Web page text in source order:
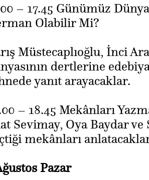
– 17.45 Günümüz
Olabilir Mi?
Müstecaplıoğlu, İnci
dertlerine
yanıt arayacaklar.
– 18.45 Mekânları
Sevimay, Oya Baydar ve
mekânları
Pazar